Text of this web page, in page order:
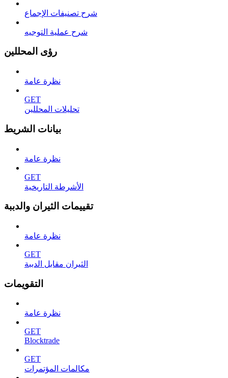
شرح تصنيفات الإجماع
شرح عملية التوجيه
رؤى المحللين
نظرة عامة
GET
تحليلات المحللين
بيانات الشريط
نظرة عامة
GET
الأشرطة التاريخية
تقييمات الثيران والدببة
نظرة عامة
GET
الثيران مقابل الدببة
التقويمات
نظرة عامة
GET
Blocktrade
GET
مكالمات المؤتمرات